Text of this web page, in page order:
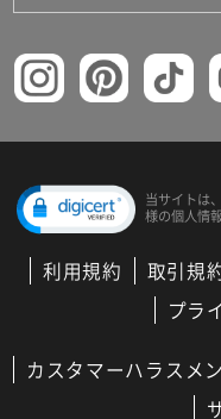
当サイトは
様の個人情
利用規約 取引規
プラ
カスタマーハラスメ